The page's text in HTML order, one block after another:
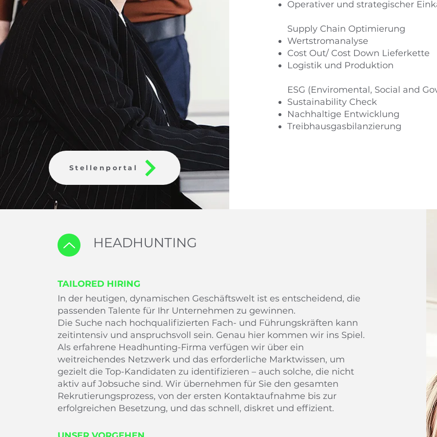
Stellenportal
Operativer und strategischer
Supply Chain Optimierung
Wertstromanalyse
Cost Out/ Cost Down Lieferkette
Logistik und Produktion
ESG (Enviromental, Social and
Sustainability Check
Nachhaltige Entwicklung
Treibhausgasbilanzierung
HEADHUNTING
TAILORED HIRING
In der heutigen, dynamischen Geschäftswelt ist es entscheidend, die
passenden Talente für Ihr Unternehmen zu gewinnen.
Die Suche nach hochqualifizierten Fach- und Führungskräften kann
zeitintensiv und anspruchsvoll sein. Genau hier kommen wir ins Spiel.
Als erfahrene Headhunting-Firma verfügen wir über ein
weitreichendes Netzwerk und das erforderliche Marktwissen, um
gezielt die Top-Kandidaten zu identifizieren – auch solche, die nicht
aktiv auf Jobsuche sind. Wir übernehmen für Sie den gesamten
Rekrutierungsprozess, von der ersten Kontaktaufnahme bis zur
erfolgreichen Besetzung, und das schnell, diskret und effizient.